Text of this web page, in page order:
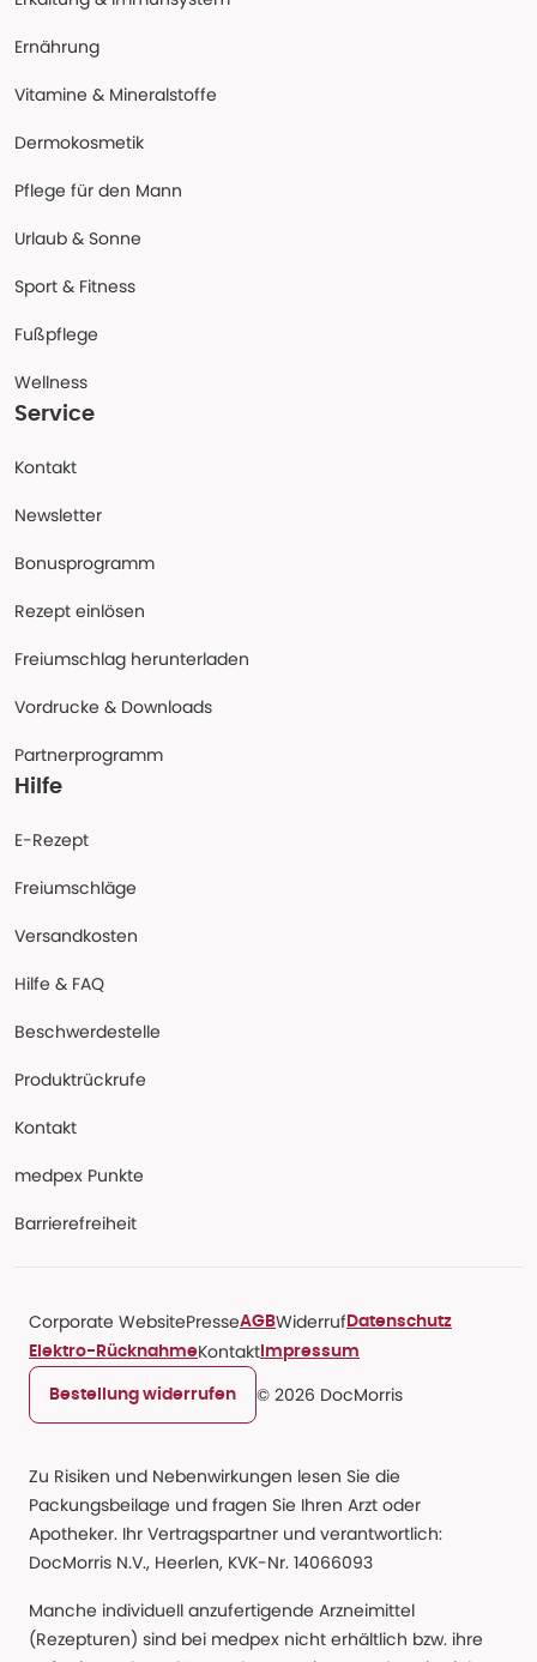
Ernährung
Vitamine & Mineralstoffe
Dermokosmetik
Pflege für den Mann
Urlaub & Sonne
Sport & Fitness
Fußpflege
Wellness
Service
Kontakt
Newsletter
Bonusprogramm
Rezept einlösen
Freiumschlag herunterladen
Vordrucke & Downloads
Partnerprogramm
Hilfe
E-Rezept
Freiumschläge
Versandkosten
Hilfe & FAQ
Beschwerdestelle
Produktrückrufe
Kontakt
medpex Punkte
Barrierefreiheit
Corporate WebsitePresseAGBWiderruf Datenschutz
Elektro-RücknahmeKontakt Impressum
Bestellung widerrufen © 2026 DocMorris
Zu Risiken und Nebenwirkungen lesen Sie die
Packungsbeilage und fragen Sie Ihren Arzt oder
Apotheker. Ihr Vertragspartner und verantwortlich:
DocMorris N.V., Heerlen, KVK-Nr. 14066093
Manche individuell anzufertigende Arzneimittel
(Rezepturen) sind bei medpex nicht erhältlich bzw. ihre